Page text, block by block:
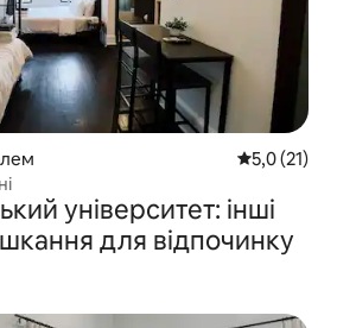
Середня
5,0 (21)
університет: інші
для відпочинку